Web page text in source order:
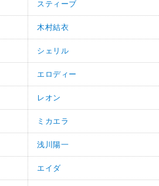
スティーブ
木村結衣
シェリル
エロディー
レオン
ミカエラ
浅川陽一
エイダ